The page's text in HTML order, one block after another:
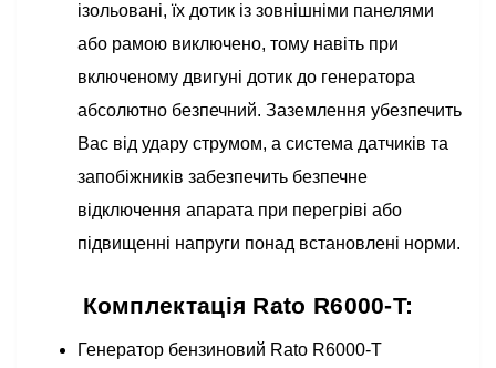
ізольовані, їх дотик із зовнішніми панелями
або рамою виключено, тому навіть при
включеному двигуні дотик до генератора
абсолютно безпечний. Заземлення убезпечить
Вас від удару струмом, а система датчиків та
запобіжників забезпечить безпечне
відключення апарата при перегріві або
підвищенні напруги понад встановлені норми.
Комплектація Rato R6000-T:
Генератор бензиновий Rato R6000-T